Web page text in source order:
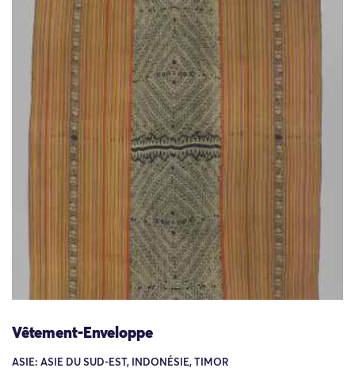
Vêtement-Enveloppe
ASIE: ASIE DU SUD-EST, INDONÉSIE, TIMOR